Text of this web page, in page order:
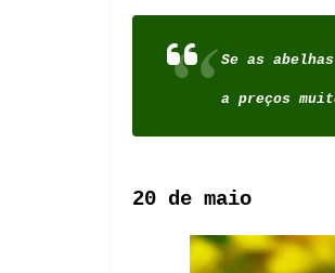
Se as
a preços
20 de maio